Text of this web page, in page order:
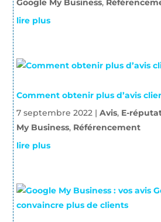
Google My Business,
lire plus
Comment obtenir plus d’avis
7 septembre 2022| Avis, E-
My Business, Référencement
lire plus